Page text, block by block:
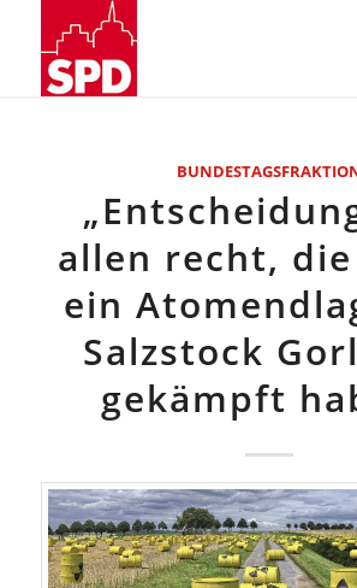
allen recht, die
ein
Salzstock
gekämpft